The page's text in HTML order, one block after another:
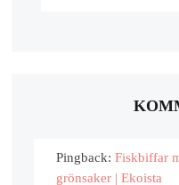
Pingback:Fiskbiffar
grönsaker | Ekoista